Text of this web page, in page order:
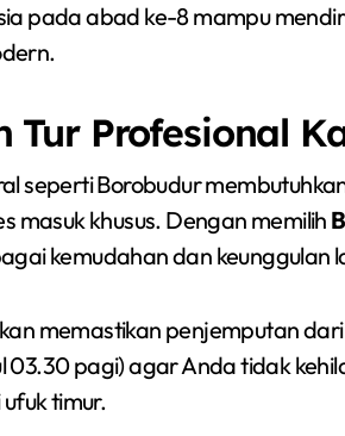
pada abad ke-8 mampu
Profesional
seperti Borobudur
masuk khusus. Dengan memilih
kemudahan dan keunggulan
memastikan penjemputan
pagi) agar Anda tidak
timur.